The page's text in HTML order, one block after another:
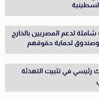
لدعم المصريين بالخارج
لحماية حقوقهم
في تثبيت التهدئة